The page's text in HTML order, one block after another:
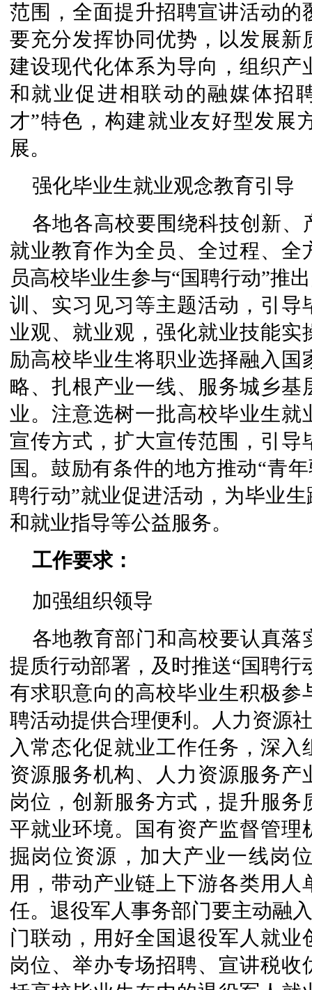
范围，全面提升招聘宣讲活动
要充分发挥协同优势，以发展
建设现代化体系为导向，组织
和就业促进相联动的融媒体招
才”特色，构建就业友好型发展
展。
强化毕业生就业观念教育引导
各地各高校要围绕科技创新
就业教育作为全员、全过程、
员高校毕业生参与“国聘行动”推
训、实习见习等主题活动，引
业观、就业观，强化就业技能
励高校毕业生将职业选择融入
略、扎根产业一线、服务城乡
业。注意选树一批高校毕业生
宣传方式，扩大宣传范围，引
国。鼓励有条件的地方推动“青
聘行动”就业促进活动，为毕业
和就业指导等公益服务。
工作要求：
加强组织领导
各地教育部门和高校要认真落
提质行动部署，及时推送“国聘
有求职意向的高校毕业生积极
聘活动提供合理便利。人力资源
入常态化促就业工作任务，深
资源服务机构、人力资源服务
岗位，创新服务方式，提升服
平就业环境。国有资产监督管
掘岗位资源，加大产业一线岗
用，带动产业链上下游各类用
任。退役军人事务部门要主动融
门联动，用好全国退役军人就
岗位、举办专场招聘、宣讲税